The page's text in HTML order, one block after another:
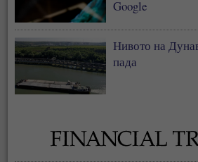
Google
Нивото на
пада